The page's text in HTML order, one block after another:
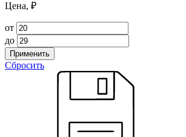
Цена, ₽
от
до
Применить
Сбросить